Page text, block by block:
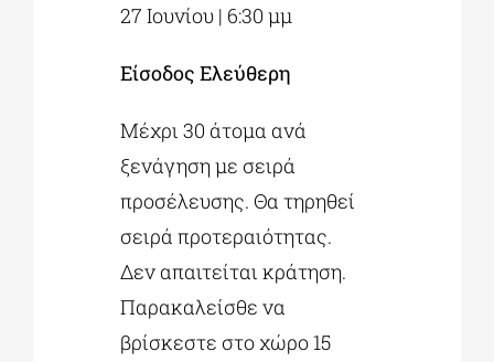
27 Ιουνίου | 6:30 μμ
Είσοδος Ελεύθερη
Μέχρι 30 άτομα ανά
ξενάγηση με σειρά
προσέλευσης. Θα τηρηθεί
σειρά προτεραιότητας.
Δεν απαιτείται κράτηση.
Παρακαλείσθε να
βρίσκεστε στο χώρο 15